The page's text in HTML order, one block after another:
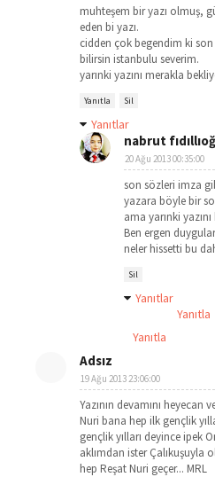
muhteşem bir yazı olmuş,
eden bi yazı.
cidden çok begendim ki
bilirsin istanbulu severim.
yarınki yazını merakla
Yanıtla Sil
Yanıtlar
nabrut
20 Ağu 2013 00:35:00
son sözleri imza
yazara böyle bir
ama yarınki
Ben ergen
neler hissetti bu
Sil
Yanıtlar
Yanıtla
Yanıtla
Adsız
19 Ağu 2013 23:06:00
Yazının devamını
Nuri bana hep ilk gençlik
gençlik yılları deyince ipek
aklımdan ister Çalıkuşuyla
hep Reşat Nuri geçer... MRL